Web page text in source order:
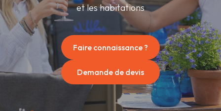
et les habitations
Faire connaissance ?
Demande de devis